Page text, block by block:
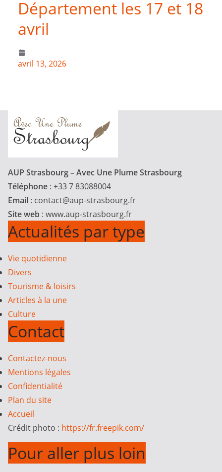
Département les 17 et 18
avril
avril 13, 2026
AUP Strasbourg – Avec Une Plume Strasbourg
Téléphone : +33 7 83088004
Email : contact@aup-strasbourg.fr
Site web : www.aup-strasbourg.fr
Actualités par type
Vie quotidienne
Divers
Tourisme & loisirs
Articles à la une
Culture
Contact
Contactez-nous
Mentions légales
Confidentialité
Plan du site
Accueil
Crédit photo : https://fr.freepik.com/
Pour aller plus loin